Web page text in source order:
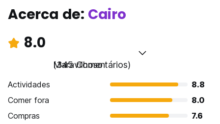
Acerca de: Cairo
8.0
Maravilhoso
(345 Comentários)
Actividades
8.8
Comer fora
8.0
Compras
7.6